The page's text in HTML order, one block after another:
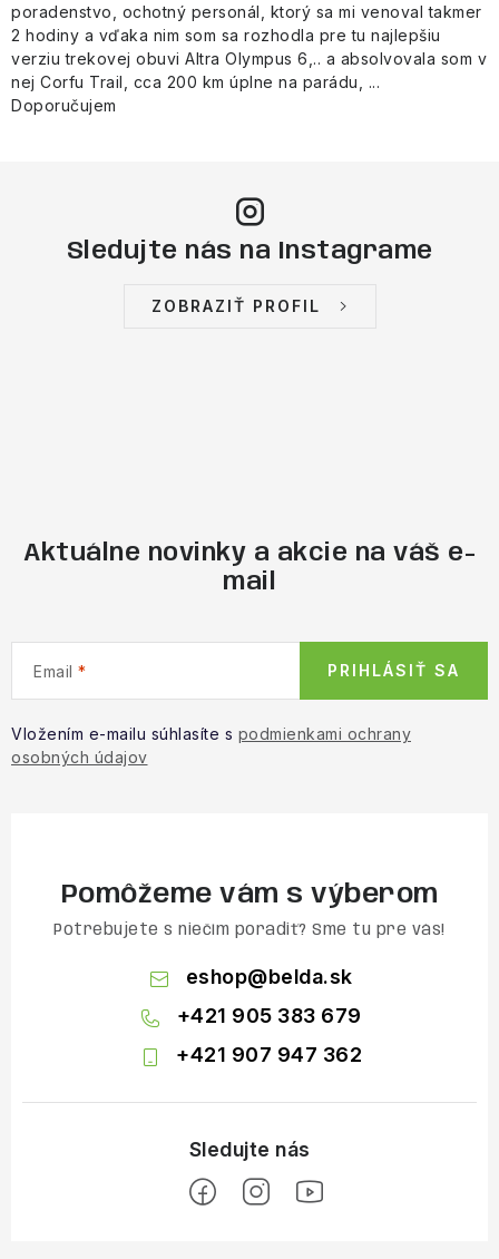
poradenstvo, ochotný personál, ktorý sa mi venoval takmer
2 hodiny a vďaka nim som sa rozhodla pre tu najlepšiu
verziu trekovej obuvi Altra Olympus 6,.. a absolvovala som v
nej Corfu Trail, cca 200 km úplne na parádu, ...
Doporučujem
Sledujte nás na Instagrame
ZOBRAZIŤ PROFIL
Aktuálne novinky a akcie na váš e-
mail
Email
Vložením e-mailu súhlasíte s podmienkami ochrany
osobných údajov
PRIHLÁSIŤ SA
Pomôžeme vám s výberom
Potrebujete s niečím poradiť? Sme tu pre vás!
eshop@belda.sk
+421 905 383 679
+421 907 947 362